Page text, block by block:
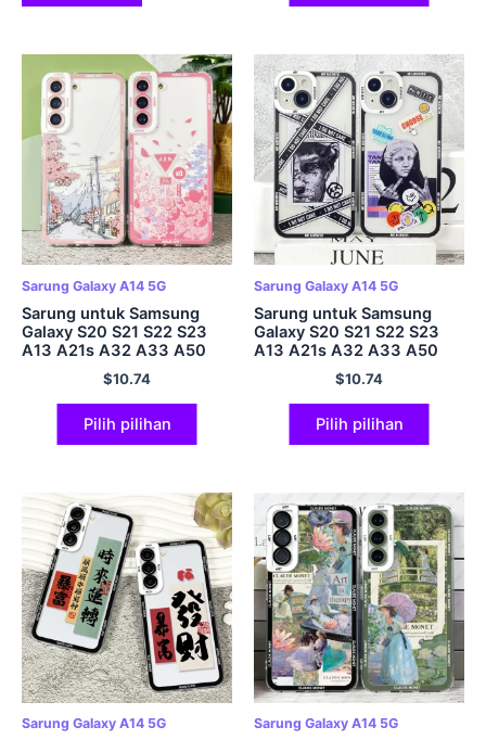
Sarung Galaxy A14 5G
Sarung untuk Samsung
Galaxy S20 S21 S22 S23
A13 A21s A32 A33 A50
A52 A53 A73 A54 A14
Kulit lembut Landskap Seni
Anime
$10.74
Pilih pilihan
Sarung Galaxy A14 5G
Sarung untuk Samsung
Galaxy S20 S21 S22 S23
A13 A21s A32 A33 A50
A52 A53 A73 A54 A14
Kulit Lembut Estetika Seni
Patung David
$10.74
Pilih pilihan
Sarung Galaxy A14 5G Sarung Galaxy A14 5G